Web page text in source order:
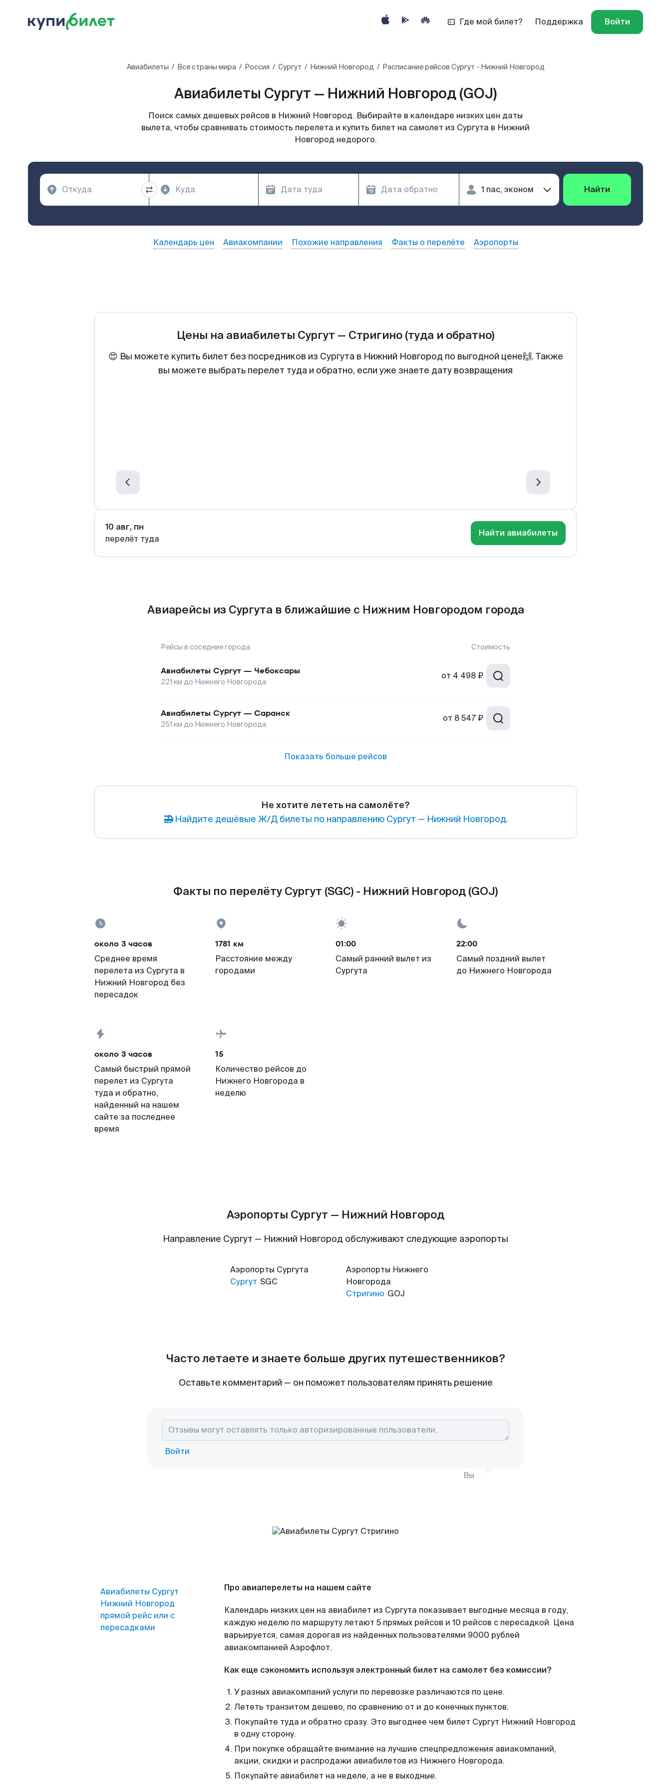
Где мой билет? Поддержка Войти
Авиабилеты Все страны мира Россия Сургут Нижний Новгород Расписание рейсов Сургут - Нижний Новгород
Авиабилеты Сургут — Нижний Новгород (GOJ)
Поиск самых дешевых рейсов в Нижний Новгород. Выбирайте в календаре низких цен даты
вылета, чтобы сравнивать стоимость перелета и купить билет на самолет из Сургута в Нижний
Новгород недорого.
Найти
Календарь цен Авиакомпании Похожие направления Факты о перелёте Аэропорты
Цены на авиабилеты Сургут — Стригино (туда и обратно)
😍 Вы можете купить билет без посредников из Сургута в Нижний Новгород по выгодной цене🙌. Также
вы можете выбрать перелет туда и обратно, если уже знаете дату возвращения
10 авг, пн
перелёт туда
Найти авиабилеты
Авиарейсы из Сургута в ближайшие с Нижним Новгородом города
Рейсы в соседние города Стоимость
Авиабилеты Сургут — Чебоксары
221 км до Нижнего Новгорода
от 4 498 ₽
Авиабилеты Сургут — Саранск
251 км до Нижнего Новгорода
от 8 547 ₽
Показать больше рейсов
Не хотите лететь на самолёте?
Найдите дешёвые Ж/Д билеты по направлению Сургут — Нижний Новгород.
Факты по перелёту Сургут (SGC) - Нижний Новгород (GOJ)
около 3 часов
Среднее время
перелета из Сургута в
Нижний Новгород без
пересадок
1781 км
Расстояние между
городами
01:00
Самый ранний вылет из
Сургута
22:00
Самый поздний вылет
до Нижнего Новгорода
около 3 часов
Самый быстрый прямой
перелет из Сургута
туда и обратно,
найденный на нашем
сайте за последнее
время
15
Количество рейсов до
Нижнего Новгорода в
неделю
Аэропорты Сургут — Нижний Новгород
Направление Сургут — Нижний Новгород обслуживают следующие аэропорты
Аэропорты Сургута
Сургут SGC
Аэропорты Нижнего
Новгорода
Стригино GOJ
Часто летаете и знаете больше других путешественников?
Оставьте комментарий — он поможет пользователям принять решение
Войти
Вы
Авиабилеты Сургут
Нижний Новгород
прямой рейс или с
пересадками
Про авиаперелеты на нашем сайте
Календарь низких цен на авиабилет из Сургута показывает выгодные месяца в году,
каждую неделю по маршруту летают 5 прямых рейсов и 10 рейсов с пересадкой. Цена
варьируется, самая дорогая из найденных пользователями 9000 рублей
авиакомпанией Аэрофлот.
Как еще сэкономить используя электронный билет на самолет без комиссии?
У разных авиакомпаний услуги по перевозке различаются по цене.
Лететь транзитом дешево, по сравнению от и до конечных пунктов.
Покупайте туда и обратно сразу. Это выгоднее чем билет Сургут Нижний Новгород
в одну сторону.
При покупке обращайте внимание на лучшие спецпредложения авиакомпаний,
акции, скидки и распродажи авиабилетов из Нижнего Новгорода.
Покупайте авиабилет на неделе, а не в выходные.